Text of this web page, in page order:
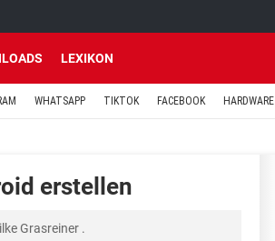
LEXIKON
WHATSAPP TIKTOK FACEBOOK HARDWARE
erstellen
Grasreiner .